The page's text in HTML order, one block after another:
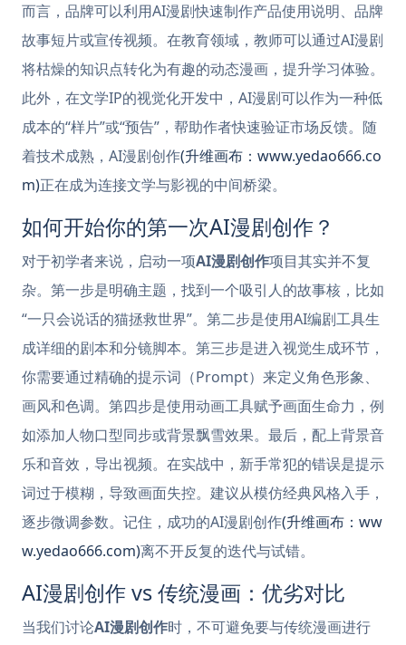
而言，品牌可以利用AI漫剧快速制作产品使用说明、品牌
故事短片或宣传视频。在教育领域，教师可以通过AI漫剧
将枯燥的知识点转化为有趣的动态漫画，提升学习体验。
此外，在文学IP的视觉化开发中，AI漫剧可以作为一种低
成本的“样片”或“预告”，帮助作者快速验证市场反馈。随
着技术成熟，AI漫剧创作(升维画布：www.yedao666.co
m)正在成为连接文学与影视的中间桥梁。
如何开始你的第一次AI漫剧创作？
对于初学者来说，启动一项AI漫剧创作项目其实并不复
杂。第一步是明确主题，找到一个吸引人的故事核，比如
“一只会说话的猫拯救世界”。第二步是使用AI编剧工具生
成详细的剧本和分镜脚本。第三步是进入视觉生成环节，
你需要通过精确的提示词（Prompt）来定义角色形象、
画风和色调。第四步是使用动画工具赋予画面生命力，例
如添加人物口型同步或背景飘雪效果。最后，配上背景音
乐和音效，导出视频。在实战中，新手常犯的错误是提示
词过于模糊，导致画面失控。建议从模仿经典风格入手，
逐步微调参数。记住，成功的AI漫剧创作(升维画布：ww
w.yedao666.com)离不开反复的迭代与试错。
AI漫剧创作 vs 传统漫画：优劣对比
当我们讨论AI漫剧创作时，不可避免要与传统漫画进行